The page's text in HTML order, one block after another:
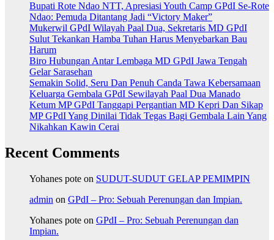
Bupati Rote Ndao NTT, Apresiasi Youth Camp GPdI Se-Rote
Ndao: Pemuda Ditantang Jadi “Victory Maker”
Mukerwil GPdI Wilayah Paal Dua, Sekretaris MD GPdI
Sulut Tekankan Hamba Tuhan Harus Menyebarkan Bau
Harum
Biro Hubungan Antar Lembaga MD GPdI Jawa Tengah
Gelar Sarasehan
Semakin Solid, Seru Dan Penuh Canda Tawa Kebersamaan
Keluarga Gembala GPdI Sewilayah Paal Dua Manado
Ketum MP GPdI Tanggapi Pergantian MD Kepri Dan Sikap
MP GPdI Yang Dinilai Tidak Tegas Bagi Gembala Lain Yang
Nikahkan Kawin Cerai
Recent Comments
Yohanes pote on SUDUT-SUDUT GELAP PEMIMPIN
admin on GPdI – Pro: Sebuah Perenungan dan Impian.
Yohanes pote on GPdI – Pro: Sebuah Perenungan dan
Impian.